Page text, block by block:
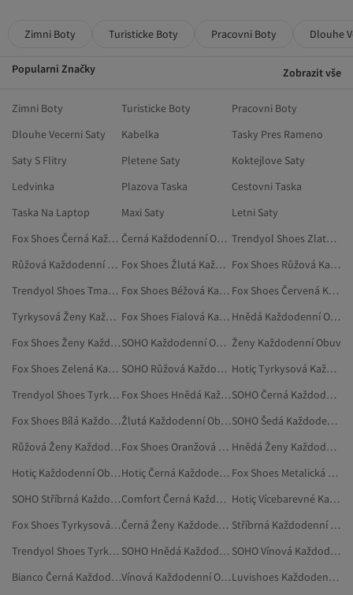
Zimni Boty Turisticke Boty Pracovni Boty Dlouhe
Popularni Značky Zobrazit vše
Zimni Boty Turisticke Boty
Pracovni Boty
Dlouhe Vecerni Saty
Kabelka
Tasky Pres Rameno
Saty S Flitry
Pletene Saty
Koktejlove Saty
Ledvinka
Plazova Taska
Cestovni Taska
Taska Na Laptop
Maxi Saty
Letni Saty
Fox Shoes Černá Každodenní Obuv
Černá Každodenní Obuv
Trendyol Shoes Zlatá Barva Každodenní Obuv
Růžová Každodenní Obuv
Fox Shoes Žlutá Každodenní Obuv
Fox Shoes Růžová Každodenní Obuv
Trendyol Shoes Tmavě Modrá Každodenní Obuv
Fox Shoes Béžová Každodenní Obuv
Fox Shoes Červená Každodenní Obuv
Tyrkysová Ženy Každodenní Obuv
Fox Shoes Fialová Každodenní Obuv
Hnědá Každodenní Obuv
Fox Shoes Ženy Každodenní Obuv
SOHO Každodenní Obuv Ženy Každodenní Obuv
Fox Shoes Zelená Každodenní Obuv
SOHO Růžová Každodenní Obuv
Hotiç Tyrkysová Každodenní Obuv
Trendyol Shoes Tyrkysová Doplňky
Fox Shoes Hnědá Každodenní Obuv
SOHO Černá Každodenní Obuv
Fox Shoes Bílá Každodenní Obuv
Žlutá Každodenní Obuv
SOHO Šedá Každodenní Obuv
Růžová Ženy Každodenní Obuv
Fox Shoes Oranžová Každodenní Obuv
Hnědá Ženy Každodenní Obuv
Hotiç Každodenní Obuv
Hotiç Černá Každodenní Obuv
Fox Shoes Metalická Každodenní Obuv
SOHO Stříbrná Každodenní Obuv
Comfort Černá Každodenní Obuv
Hotiç Vícebarevné Každodenní Obuv
Fox Shoes Tyrkysová Obuv
Černá Ženy Každodenní Obuv
Stříbrná Každodenní Obuv
Trendyol Shoes Tyrkysová Boty S Jehlovými Podpatky
SOHO Hnědá Každodenní Obuv
SOHO Vínová Každodenní Obuv
Bianco Černá Každodenní Obuv
Vínová Každodenní Obuv
Luvishoes Každodenní Obuv